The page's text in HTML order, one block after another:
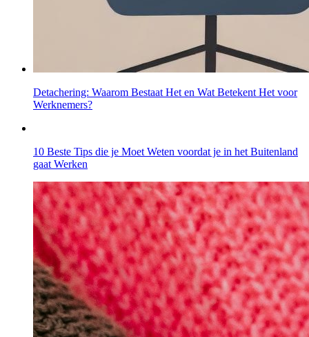
Detachering: Waarom Bestaat Het en Wat Betekent Het voor
Werknemers?
10 Beste Tips die je Moet Weten voordat je in het Buitenland
gaat Werken